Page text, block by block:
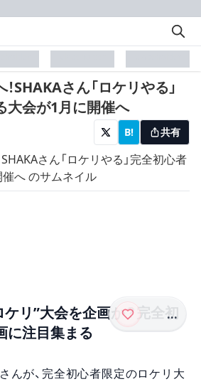
SHAKAさん「ロケリやる」
大会が1月に開催へ
B! 共有
...
リ”大会を企画か？完全初
に注目集まる
んが、完全初心者限定のロケリ大